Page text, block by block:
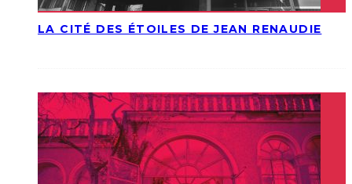
LA CITÉ DES ÉTOILES DE JEAN RENAUDIE